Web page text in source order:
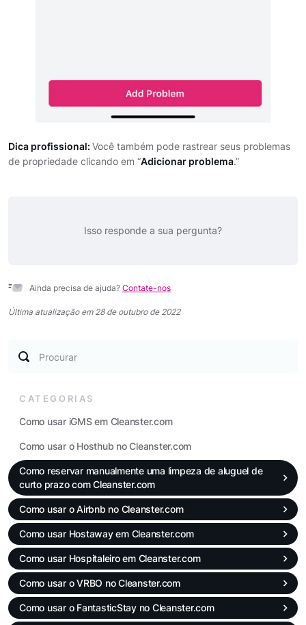
Procurar
CATEGORIAS
Como usar iGMS em Cleanster.com
Como usar o Hosthub no Cleanster.com
Como reservar manualmente uma limpeza de aluguel de
curto prazo com Cleanster.com
Como usar o Airbnb no Cleanster.com
Como usar Hostaway em Cleanster.com
Como usar Hospitaleiro em Cleanster.com
Como usar o VRBO no Cleanster.com
Como usar o FantasticStay no Cleanster.com
Dica profissional: Você também pode rastrear seus problemas
de propriedade clicando em “Adicionar problema.”
Isso responde a sua pergunta?
Ainda precisa de ajuda? Contate-nos
Última atualização em 28 de outubro de 2022